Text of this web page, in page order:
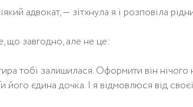
адвокат, — зітхнула я і розповіла
що завгодно, але не це:
тобі залишилася. Оформити він
його єдина дочка. І я відмовлюся від